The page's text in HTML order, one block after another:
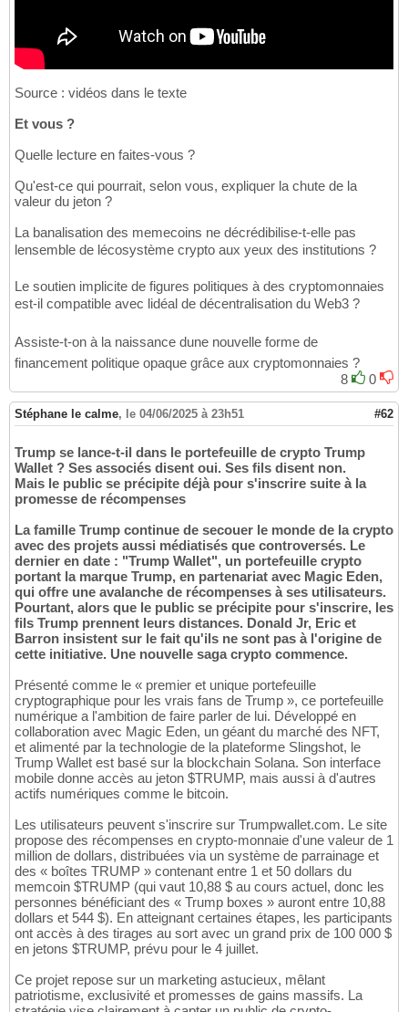
Source : vidéos dans le texte
Et vous ?
Quelle lecture en faites-vous ?
Qu'est-ce qui pourrait, selon vous, expliquer la chute de la
valeur du jeton ?
La banalisation des memecoins ne décrédibilise-t-elle pas
lensemble de lécosystème crypto aux yeux des institutions ?
Le soutien implicite de figures politiques à des cryptomonnaies
est-il compatible avec lidéal de décentralisation du Web3 ?
Assiste-t-on à la naissance dune nouvelle forme de
financement politique opaque grâce aux cryptomonnaies ?
8
0
Stéphane le calme, le 04/06/2025 à 23h51 #62
Trump se lance-t-il dans le portefeuille de crypto Trump
Wallet ? Ses associés disent oui. Ses fils disent non.
Mais le public se précipite déjà pour s'inscrire suite à la
promesse de récompenses
La famille Trump continue de secouer le monde de la crypto
avec des projets aussi médiatisés que controversés. Le
dernier en date : "Trump Wallet", un portefeuille crypto
portant la marque Trump, en partenariat avec Magic Eden,
qui offre une avalanche de récompenses à ses utilisateurs.
Pourtant, alors que le public se précipite pour s'inscrire, les
fils Trump prennent leurs distances. Donald Jr, Eric et
Barron insistent sur le fait qu'ils ne sont pas à l'origine de
cette initiative. Une nouvelle saga crypto commence.
Présenté comme le « premier et unique portefeuille
cryptographique pour les vrais fans de Trump », ce portefeuille
numérique a l'ambition de faire parler de lui. Développé en
collaboration avec Magic Eden, un géant du marché des NFT,
et alimenté par la technologie de la plateforme Slingshot, le
Trump Wallet est basé sur la blockchain Solana. Son interface
mobile donne accès au jeton $TRUMP, mais aussi à d'autres
actifs numériques comme le bitcoin.
Les utilisateurs peuvent s'inscrire sur Trumpwallet.com. Le site
propose des récompenses en crypto-monnaie d'une valeur de 1
million de dollars, distribuées via un système de parrainage et
des « boîtes TRUMP » contenant entre 1 et 50 dollars du
memcoin $TRUMP (qui vaut 10,88 $ au cours actuel, donc les
personnes bénéficiant des « Trump boxes » auront entre 10,88
dollars et 544 $). En atteignant certaines étapes, les participants
ont accès à des tirages au sort avec un grand prix de 100 000 $
en jetons $TRUMP, prévu pour le 4 juillet.
Ce projet repose sur un marketing astucieux, mêlant
patriotisme, exclusivité et promesses de gains massifs. La